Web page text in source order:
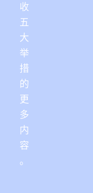
收
五
大
举
措
的
更
多
内
容
。